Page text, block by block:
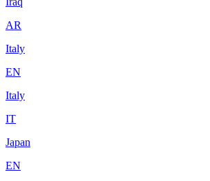
AR
Italy
EN
Italy
IT
Japan
EN